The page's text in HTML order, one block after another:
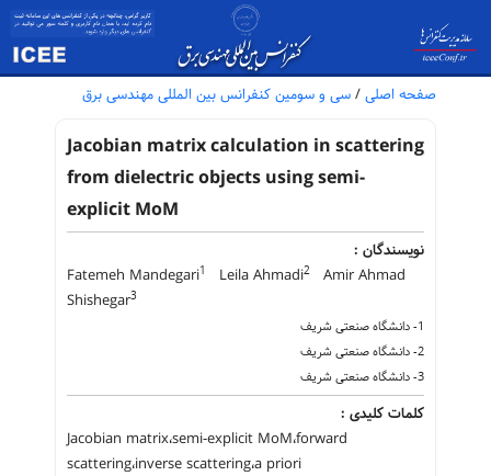
صفحه اصلی / سی و سومین کنفرانس بین المللی مهندسی برق
Jacobian matrix calculation in scattering
from dielectric objects using semi-
explicit MoM
نویسندگان :
Fatemeh Mandegari1 Leila Ahmadi2
Amir Ahmad
Shishegar3
1- دانشگاه صنعتی شریف
2- دانشگاه صنعتی شریف
3- دانشگاه صنعتی شریف
کلمات کلیدی :
Jacobian matrix،semi-explicit MoM،forward
scattering،inverse scattering،a priori